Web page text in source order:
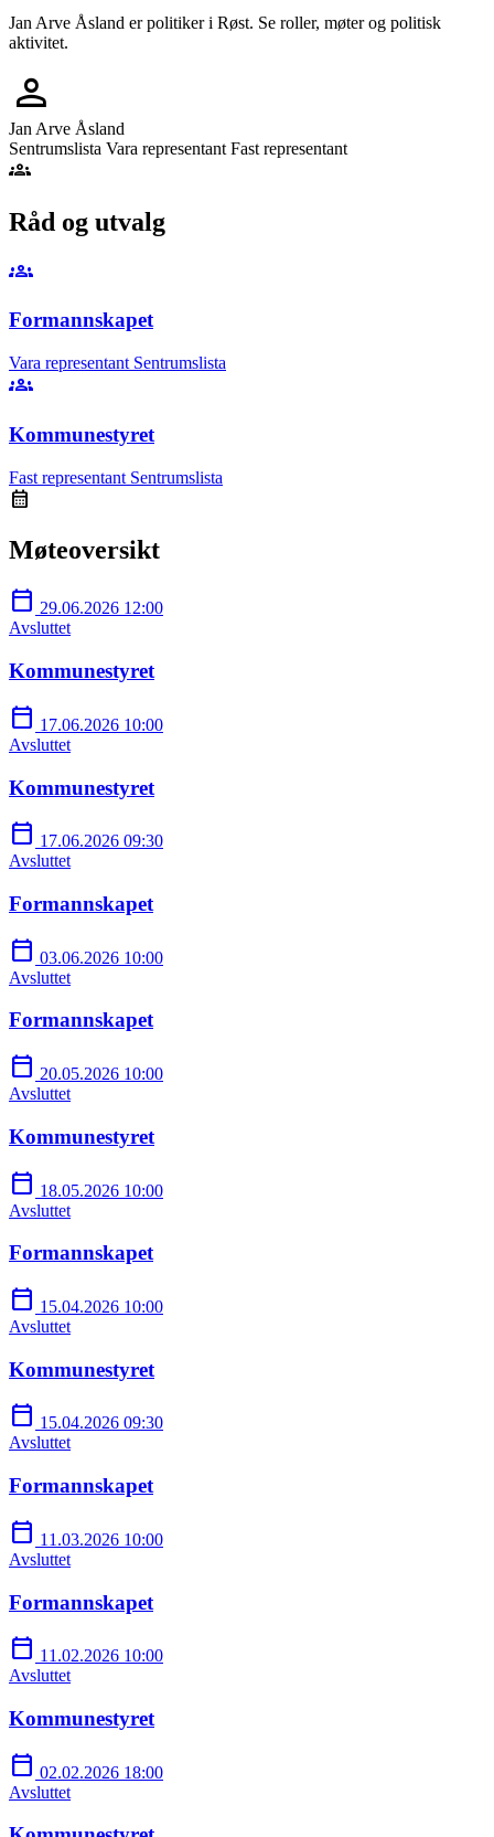
Jan Arve Åsland er politiker i Røst. Se roller, møter og politisk
aktivitet.
person
Jan Arve Åsland
Sentrumslista Vara representant Fast representant
groups
Råd og utvalg
groups
Formannskapet
Vara representant Sentrumslista
groups
Kommunestyret
Fast representant Sentrumslista
calendar_month
Møteoversikt
calendar_today 29.06.2026 12:00
Avsluttet
Kommunestyret
calendar_today 17.06.2026 10:00
Avsluttet
Kommunestyret
calendar_today 17.06.2026 09:30
Avsluttet
Formannskapet
calendar_today 03.06.2026 10:00
Avsluttet
Formannskapet
calendar_today 20.05.2026 10:00
Avsluttet
Kommunestyret
calendar_today 18.05.2026 10:00
Avsluttet
Formannskapet
calendar_today 15.04.2026 10:00
Avsluttet
Kommunestyret
calendar_today 15.04.2026 09:30
Avsluttet
Formannskapet
calendar_today 11.03.2026 10:00
Avsluttet
Formannskapet
calendar_today 11.02.2026 10:00
Avsluttet
Kommunestyret
calendar_today 02.02.2026 18:00
Avsluttet